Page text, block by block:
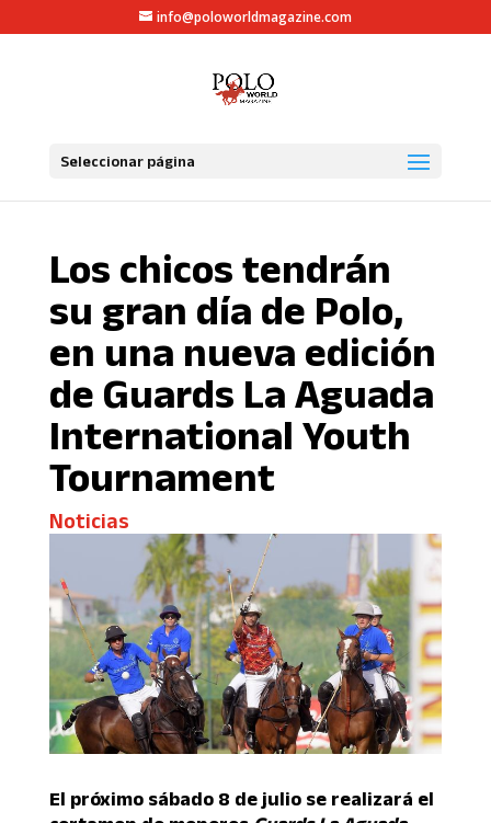
info@poloworldmagazine.com
Seleccionar página
Los chicos tendrán
su gran día de Polo,
en una nueva edición
de Guards La Aguada
International Youth
Tournament
Noticias
El próximo sábado 8 de julio se realizará el